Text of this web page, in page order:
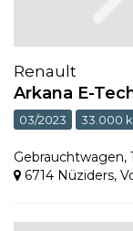
Renault
Arkana E-
03/2023 33.000
Gebrauchtwagen,
6714 Nüziders,